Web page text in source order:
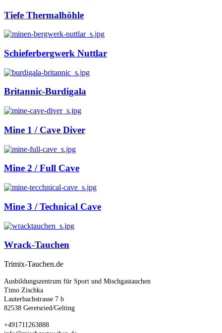
Tiefe Thermalhöhle
Schieferbergwerk Nuttlar
Britannic-Burdigala
Mine 1 / Cave Diver
Mine 2 / Full Cave
Mine 3 / Technical Cave
Wrack-Tauchen
Trimix-Tauchen.de
Ausbildungszentrum für Sport und Mischgastauchen
Timo Zischka
Lauterbachstrasse 7 b
82538 Geretsried/Gelting
+491711263888